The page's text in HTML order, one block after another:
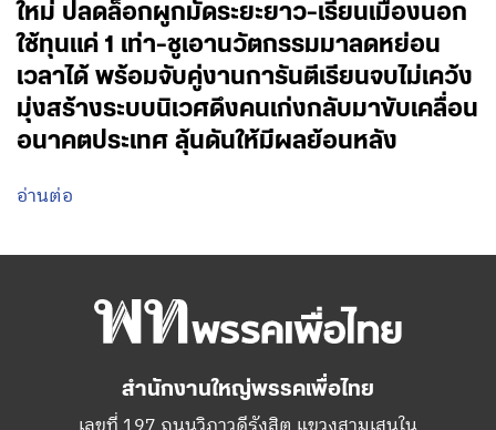
ใหม่ ปลดล็อกผูกมัดระยะยาว-เรียนเมืองนอก
ใช้ทุนแค่ 1 เท่า-ชูเอานวัตกรรมมาลดหย่อน
เวลาได้ พร้อมจับคู่งานการันตีเรียนจบไม่เคว้ง
มุ่งสร้างระบบนิเวศดึงคนเก่งกลับมาขับเคลื่อน
อนาคตประเทศ ลุ้นดันให้มีผลย้อนหลัง
อ่านต่อ
สำนักงานใหญ่พรรคเพื่อไทย